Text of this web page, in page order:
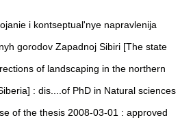
i kontseptual'nye napravlenija
gorodov Zapadnoj Sibiri [The state
of landscaping in the northern
: dis....of PhD in Natural sciences
of the thesis 2008-03-01 : approved